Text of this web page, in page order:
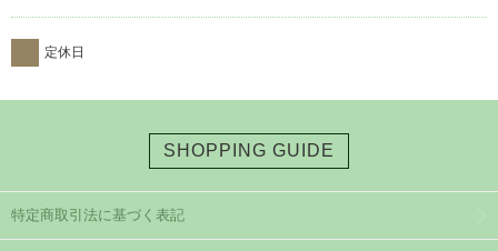
定休日
SHOPPING GUIDE
特定商取引法に基づく表記